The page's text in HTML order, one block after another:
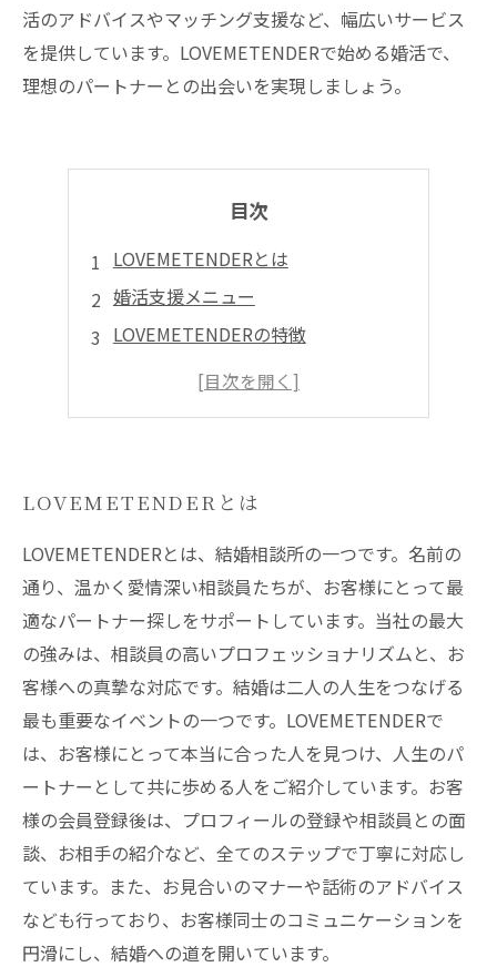
活のアドバイスやマッチング支援など、幅広いサービス
を提供しています。LOVEMETENDERで始める婚活で、
理想のパートナーとの出会いを実現しましょう。
目次
LOVEMETENDERとは
婚活支援メニュー
LOVEMETENDERの特徴
LOVEMETENDERとは
LOVEMETENDERとは、結婚相談所の一つです。名前の
通り、温かく愛情深い相談員たちが、お客様にとって最
適なパートナー探しをサポートしています。当社の最大
の強みは、相談員の高いプロフェッショナリズムと、お
客様への真摯な対応です。結婚は二人の人生をつなげる
最も重要なイベントの一つです。LOVEMETENDERで
は、お客様にとって本当に合った人を見つけ、人生のパ
ートナーとして共に歩める人をご紹介しています。お客
様の会員登録後は、プロフィールの登録や相談員との面
談、お相手の紹介など、全てのステップで丁寧に対応し
ています。また、お見合いのマナーや話術のアドバイス
なども行っており、お客様同士のコミュニケーションを
円滑にし、結婚への道を開いています。